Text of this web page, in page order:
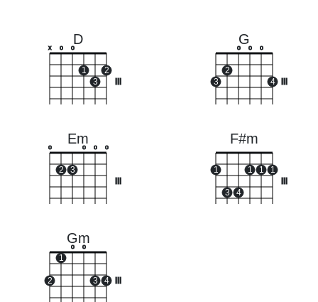
D
x o o
1
3
2
G
3
2
o o o
4
Em
o
2 3
o o o
F#m
1
3 4
1 1 1
Gm
2
1
o o
3 4